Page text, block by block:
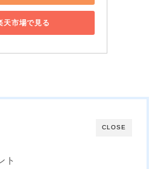
天市場で見る
CLOSE
ト